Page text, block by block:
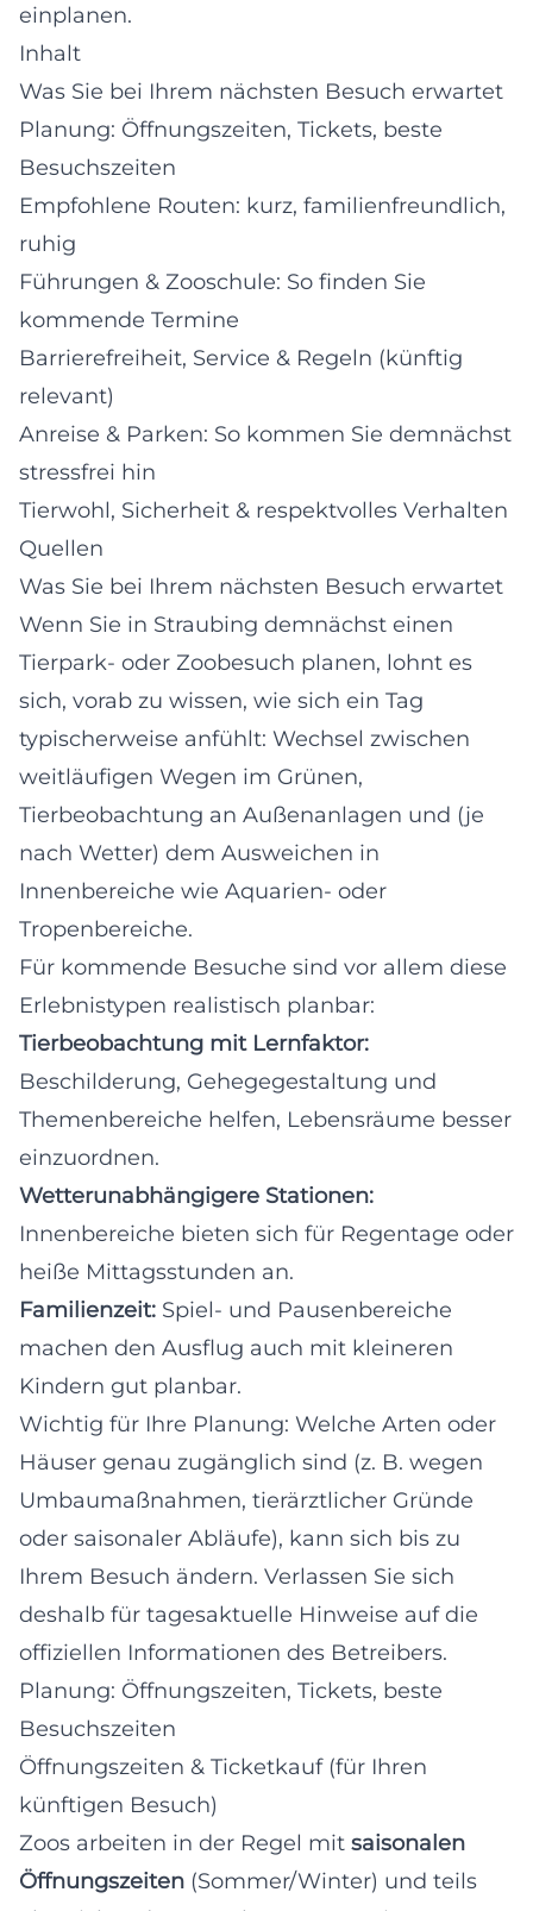
einplanen.
Inhalt
Was Sie bei Ihrem nächsten Besuch erwartet
Planung: Öffnungszeiten, Tickets, beste
Besuchszeiten
Empfohlene Routen: kurz, familienfreundlich,
ruhig
Führungen & Zooschule: So finden Sie
kommende Termine
Barrierefreiheit, Service & Regeln (künftig
relevant)
Anreise & Parken: So kommen Sie demnächst
stressfrei hin
Tierwohl, Sicherheit & respektvolles Verhalten
Quellen
Was Sie bei Ihrem nächsten Besuch erwartet
Wenn Sie in Straubing demnächst einen
Tierpark- oder Zoobesuch planen, lohnt es
sich, vorab zu wissen, wie sich ein Tag
typischerweise anfühlt: Wechsel zwischen
weitläufigen Wegen im Grünen,
Tierbeobachtung an Außenanlagen und (je
nach Wetter) dem Ausweichen in
Innenbereiche wie Aquarien- oder
Tropenbereiche.
Für kommende Besuche sind vor allem diese
Erlebnistypen realistisch planbar:
Tierbeobachtung mit Lernfaktor:
Beschilderung, Gehegegestaltung und
Themenbereiche helfen, Lebensräume besser
einzuordnen.
Wetterunabhängigere Stationen:
Innenbereiche bieten sich für Regentage oder
heiße Mittagsstunden an.
Familienzeit: Spiel- und Pausenbereiche
machen den Ausflug auch mit kleineren
Kindern gut planbar.
Wichtig für Ihre Planung: Welche Arten oder
Häuser genau zugänglich sind (z. B. wegen
Umbaumaßnahmen, tierärztlicher Gründe
oder saisonaler Abläufe), kann sich bis zu
Ihrem Besuch ändern. Verlassen Sie sich
deshalb für tagesaktuelle Hinweise auf die
offiziellen Informationen des Betreibers.
Planung: Öffnungszeiten, Tickets, beste
Besuchszeiten
Öffnungszeiten & Ticketkauf (für Ihren
künftigen Besuch)
Zoos arbeiten in der Regel mit saisonalen
Öffnungszeiten (Sommer/Winter) und teils